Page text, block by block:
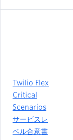
Twilio Flex
Critical
Scenarios
サービスレ
ベル合意書